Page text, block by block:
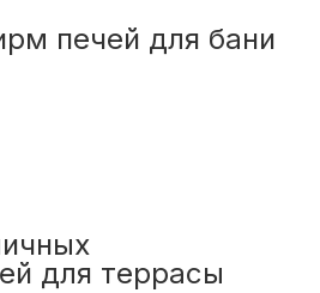
печей для бани
для террасы